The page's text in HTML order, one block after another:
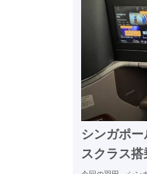
シンガポ
スクラス